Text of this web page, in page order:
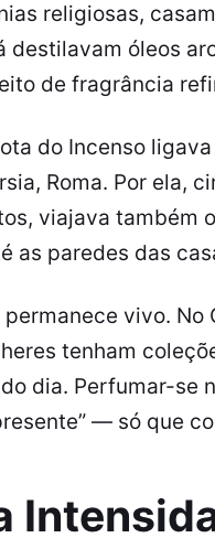
religiosas,
destilavam óleos
de fragrância
do Incenso
Roma. Por ela,
viajava também
as paredes das
vivo.
tenham
dia. Perfumar-se
— só que